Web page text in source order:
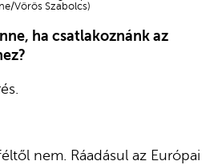
Vörös Szabolcs)
ha csatlakoznánk az
nem. Ráadásul az Európai